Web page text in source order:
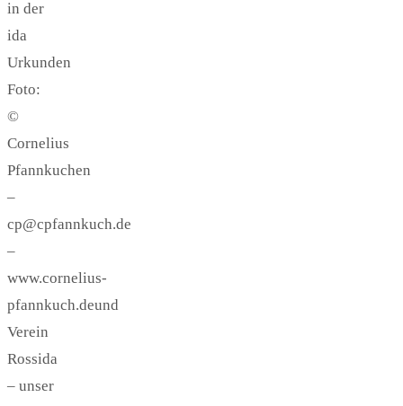
in der
ida
Urkunden
Foto:
©
Cornelius
Pfannkuchen
–
cp@cpfannkuch.de
–
www.cornelius-
pfannkuch.deund
Verein
Rossida
– unser